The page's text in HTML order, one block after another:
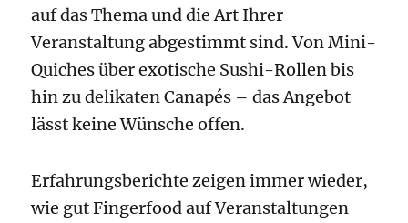
auf das Thema und die Art Ihrer
Veranstaltung abgestimmt sind. Von Mini-
Quiches über exotische Sushi-Rollen bis
hin zu delikaten Canapés – das Angebot
lässt keine Wünsche offen.
Erfahrungsberichte zeigen immer wieder,
wie gut Fingerfood auf Veranstaltungen